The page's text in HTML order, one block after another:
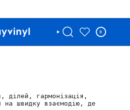
0
ділей, гармонізація,
на швидку взаємодію, де